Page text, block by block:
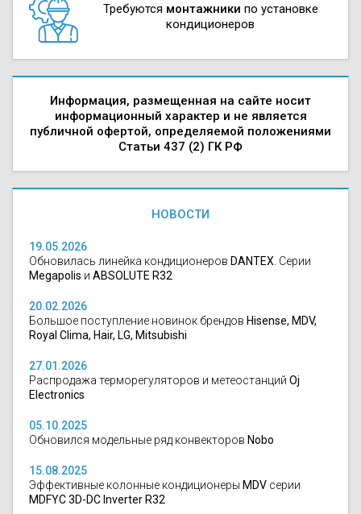
Требуются монтажники по установке
кондиционеров
Информация, размещенная на сайте носит
информационный характер и не является
публичной офертой, определяемой положениями
Статьи 437 (2) ГК РФ
НОВОСТИ
19.05.2026
Обновилась линейка кондиционеров DANTEX . Серии
Megapolis и ABSOLUTE R32
20.02.2026
Большое поступление новинок брендов Hisense, MDV,
Royal Clima, Hair, LG, Mitsubishi
27.01.2026
Распродажа терморегуляторов и метеостанций Oj
Electronics
05.10.2025
Обновился модельные ряд конвекторов Nobo
15.08.2025
Эффективные колонные кондиционеры MDV серии
MDFYC 3D-DC Inverter R32